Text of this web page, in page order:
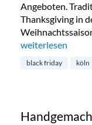
Angeboten.
Thanksgiving in
„Black Friday bei
weiterlesen
black friday köln